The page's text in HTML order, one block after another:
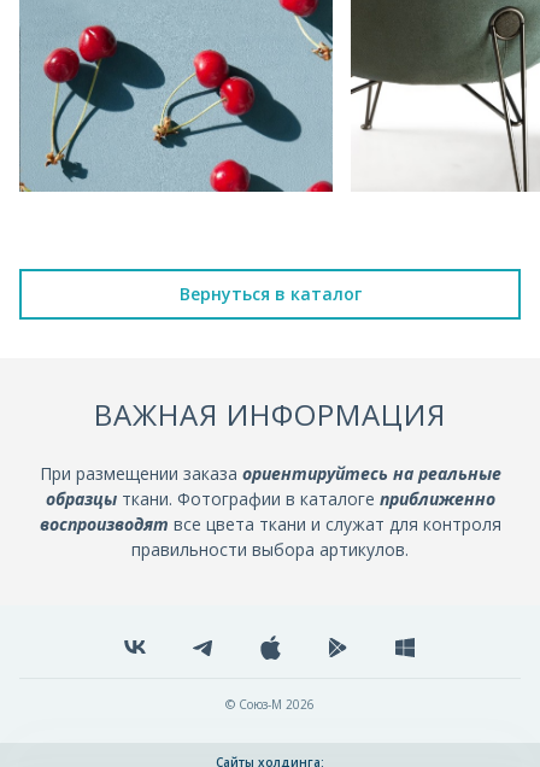
Вернуться в каталог
ВАЖНАЯ ИНФОРМАЦИЯ
При размещении заказа ориентируйтесь на реальные
образцыткани. Фотографии в каталоге приближенно
воспроизводят все цвета ткани и служат для контроля
правильности выбора артикулов.
© Союз-М 2026
Сайты холдинга: